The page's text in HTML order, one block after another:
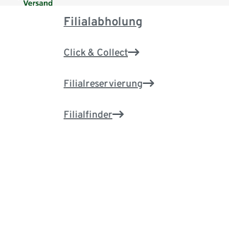
Filialabholung
Click & Collect
Filialreservierung
Filialfinder